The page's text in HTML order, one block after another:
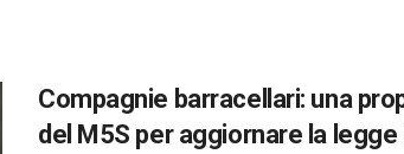
Compagnie barracellari: una
del M5S per aggiornare la legge